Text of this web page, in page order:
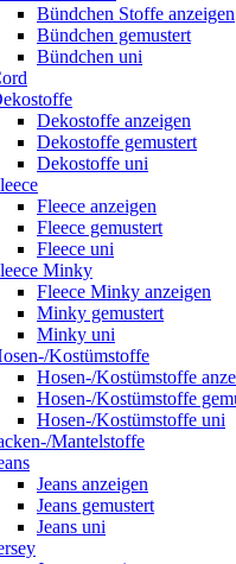
Bündchen Stoffe anzeigen
Bündchen gemustert
Bündchen uni
Dekostoffe anzeigen
Dekostoffe gemustert
Dekostoffe uni
Fleece anzeigen
Fleece gemustert
Fleece uni
Minky
Fleece Minky anzeigen
Minky gemustert
Minky uni
Kostümstoffe
Hosen-/Kostümstoffe
Hosen-/Kostümstoffe
Hosen-/Kostümstoffe uni
Mantelstoffe
Jeans anzeigen
Jeans gemustert
Jeans uni